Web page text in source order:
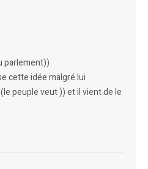
parlement))
cette idée malgré lui
peuple veut )) et il vient de le